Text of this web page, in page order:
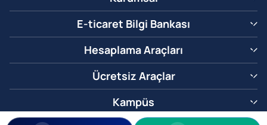
E-ticaret Bilgi Bankası
Hesaplama Araçları
Ücretsiz Araçlar
Kampüs